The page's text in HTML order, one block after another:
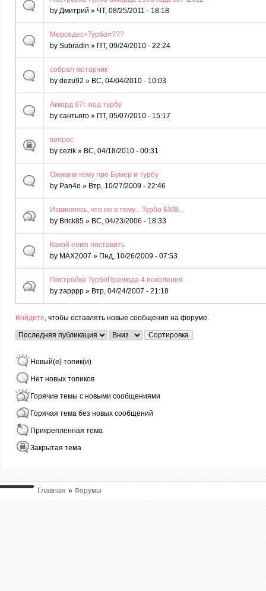
by Дмитрий » ЧТ, 08/25/2011 - 18:18
Мерседес+Турбо=???
by Subradin » ПТ, 09/24/2010 - 22:24
собрал моторчик
by dezu92 » ВС, 04/04/2010 - 10:03
Аккорд 87г. под турбу
by сантьяго » ПТ, 05/07/2010 - 15:17
вопрос
by cezik » ВС, 04/18/2010 - 00:31
Оживим тему про Бумер и турбу
by Pan4o » Втр, 10/27/2009 - 22:46
Извиняюсь, что не в тему... Турбо БМВ...
by Brick85 » ВС, 04/23/2006 - 18:33
Какой еомп поставить
by MAX2007 » Пнд, 10/26/2009 - 07:53
Постройка ТурбоПрелюда 4 поколения
by zapppp » Втр, 04/24/2007 - 21:18
Войдите, чтобы оставлять новые сообщения на форуме.
Страницы
Сортировка по Сортировка
Новый(е) топик(и)
Нет новых топиков
Горячие темы с новыми сообщениями
Горячая тема без новых сообщений
Прикрепленная тема
Закрытая тема
Главная » Форумы